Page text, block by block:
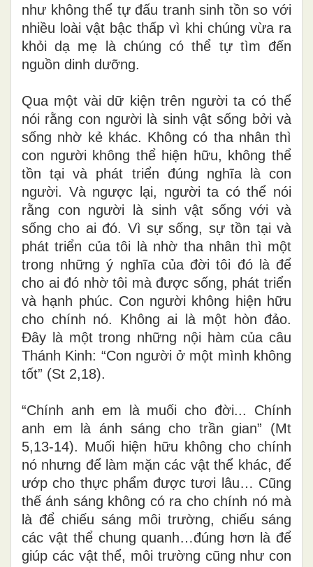
như không thể tự đấu tranh sinh tồn so với
nhiều loài vật bậc thấp vì khi chúng vừa ra
khỏi dạ mẹ là chúngcó thể tự tìm đến
nguồn dinh dưỡng.
Qua một vàidữ kiện trên người ta có thể
nói rằng con người là sinh vật sống bởi và
sống nhờ kẻ khác. Không có tha nhân thì
con người không thể hiện hữu, không thể
tồn tại và phát triển đúng nghĩa là con
người. Và ngược lại, người ta có thể nói
rằng con người là sinh vật sống với và
sống cho ai đó. Vì sự sống, sự tồn tại và
phát triển của tôi là nhờ tha nhân thì một
trong những ý nghĩa của đời tôi đó là để
cho ai đó nhờ tôi mà được sống, phát triển
và hạnh phúc. Con người không hiện hữu
cho chính nó. Không ai là một hòn đảo.
Đây là một trong những nội hàm của câu
Thánh Kinh: “Con người ở một mình không
tốt” (St 2,18).
“Chính anh em là muối cho đời... Chính
anh em là ánh sáng cho trần gian” (Mt
5,13-14). Muối hiện hữu không cho chính
nó nhưng để làm mặn các vật thể khác, để
ướp cho thực phẩm được tươi lâu… Cũng
thế ánh sáng không có ra chochính nó mà
là để chiếu sáng môi trường, chiếu sáng
các vật thể chung quanh…đúng hơn là để
giúp các vật thể, môi trường cũng như con